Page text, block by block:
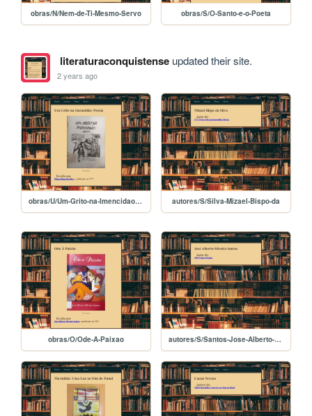
obras/N/Nem-de-Ti-Mesmo-Servo obras/S/O-Santo-e-o-Poeta
literaturaconquistenseupdated their site.
2 years ago
obras/U/Um-Grito-na-Imencidao-Poesia autores/S/Silva-Mizael-Bispo-da
obras/O/Ode-A-Paixao autores/S/Santos-Jose-Alberto-Silveira